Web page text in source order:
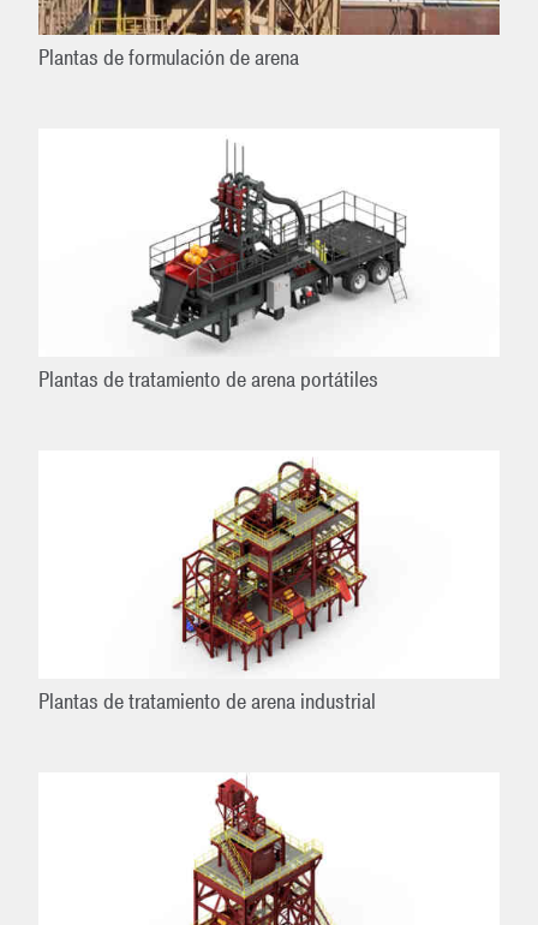
Plantas de formulación de arena
Plantas de tratamiento de arena portátiles
Plantas de tratamiento de arena industrial